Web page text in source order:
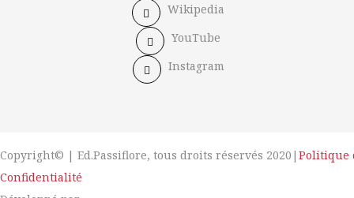
Wikipedia
YouTube
Instagram
Copyright© | Ed.Passiflore, tous droits réservés 2020| Politique
Confidentialité